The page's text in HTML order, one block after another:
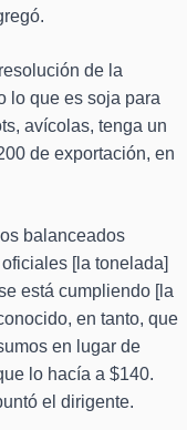
de la
lo que es soja para
avícolas, tenga un
de exportación, en
balanceados
[la tonelada]
está cumpliendo [la
en tanto, que
en lugar de
lo hacía a $140.
el dirigente.